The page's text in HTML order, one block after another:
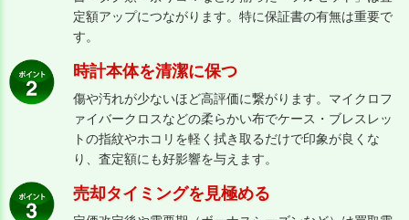
定額アップにつながります。特に保証書の有無は重要で
す。
時計本体を清潔に保つ
傷や汚れが少ないほど高評価に繋がります。マイクロフ
ァイバークロスなどの柔らかい布でケース・ブレスレッ
トの指紋やホコリを軽く拭き取るだけで印象が良くな
り、査定額にも好影響を与えます。
売却タイミングを見極める